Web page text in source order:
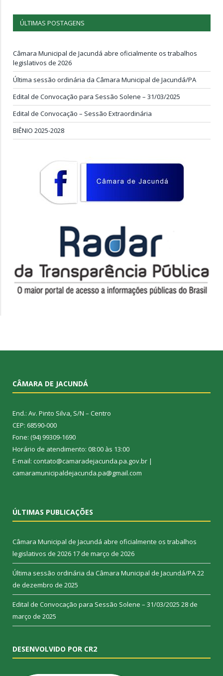
ÚLTIMAS POSTAGENS
Câmara Municipal de Jacundá abre oficialmente os trabalhos
legislativos de 2026
Última sessão ordinária da Câmara Municipal de Jacundá/PA
Edital de Convocação para Sessão Solene – 31/03/2025
Edital de Convocação – Sessão Extraordinária
BIÊNIO 2025-2028
CÂMARA DE JACUNDÁ
End.: Av. Pinto Silva, S/N – Centro
CEP: 68590-000
Fone: (94) 99309-1690
Horário de atendimento: 08:00 às 13:00
E-mail: contato@camaradejacunda.pa.gov.br |
camaramunicipaldejacunda.pa@gmail.com
ÚLTIMAS PUBLICAÇÕES
Câmara Municipal de Jacundá abre oficialmente os trabalhos
legislativos de 2026 17 de março de 2026
Última sessão ordinária da Câmara Municipal de Jacundá/PA22
de dezembro de 2025
Edital de Convocação para Sessão Solene – 31/03/2025 28 de
março de 2025
DESENVOLVIDO POR CR2